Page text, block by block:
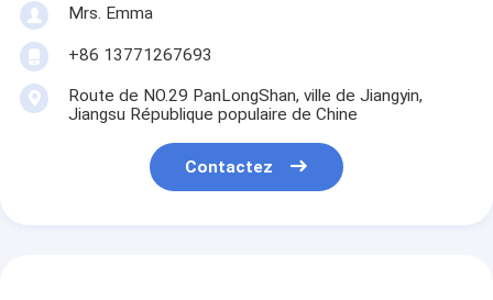
Mrs. Emma
+86 13771267693
Route de NO.29 PanLongShan, ville de Jiangyin,
Jiangsu République populaire de Chine
Contactez